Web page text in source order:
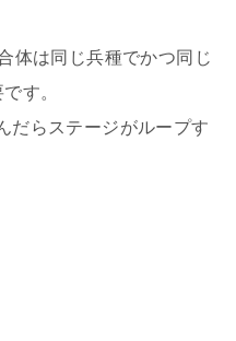
体は同じ兵種でかつ同じ
す。
だらステージがループす